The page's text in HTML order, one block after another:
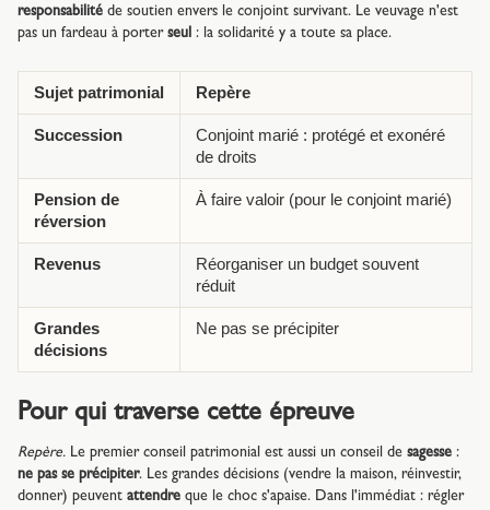
responsabilité de soutien envers le conjoint survivant. Le veuvage n'est
pas un fardeau à porter seul : la solidarité y a toute sa place.
Sujet patrimonial Repère
Succession
Conjoint marié : protégé et exonéré
de droits
Pension de
réversion
À faire valoir (pour le conjoint marié)
Revenus
Réorganiser un budget souvent
réduit
Grandes
décisions
Ne pas se précipiter
Pour qui traverse cette épreuve
Repère. Le premier conseil patrimonial est aussi un conseil de sagesse :
ne pas se précipiter. Les grandes décisions (vendre la maison, réinvestir,
donner) peuvent attendre que le choc s'apaise. Dans l'immédiat : régler